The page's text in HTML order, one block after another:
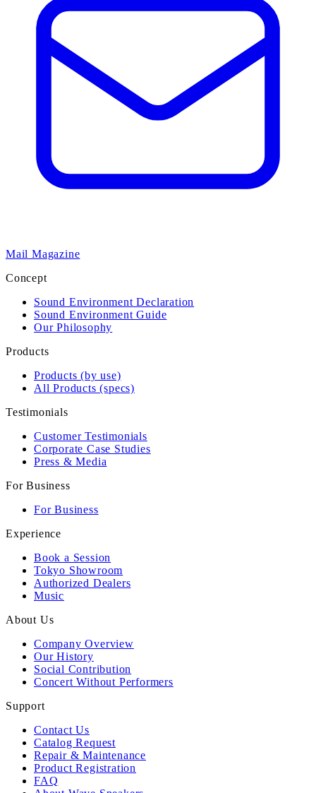
Mail Magazine
Concept
Sound Environment Declaration
Sound Environment Guide
Our Philosophy
Products
Products (by use)
All Products (specs)
Testimonials
Customer Testimonials
Corporate Case Studies
Press & Media
For Business
For Business
Experience
Book a Session
Tokyo Showroom
Authorized Dealers
Music
About Us
Company Overview
Our History
Social Contribution
Concert Without Performers
Support
Contact Us
Catalog Request
Repair & Maintenance
Product Registration
FAQ